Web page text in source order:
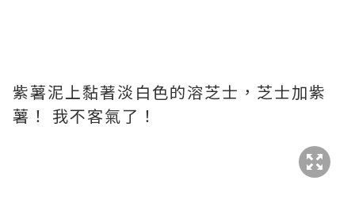
紫薯泥上黏著淡白色的溶芝士，芝士加紫
薯！ 我不客氣了！